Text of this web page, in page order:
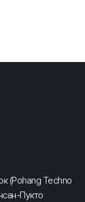
(Pohang Techno
Пукто